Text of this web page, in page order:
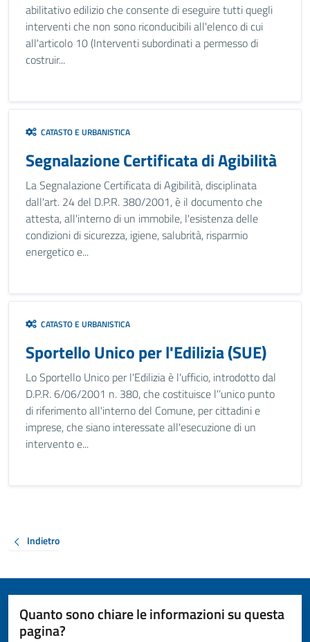
abilitativo edilizio che consente di eseguire tutti quegli
interventi che non sono riconducibili all'elenco di cui
all'articolo 10 (Interventi subordinati a permesso di
costruir...
CATASTO E URBANISTICA
Segnalazione Certificata di Agibilità
La Segnalazione Certificata di Agibilità, disciplinata
dall'art. 24 del D.P.R. 380/2001, è il documento che
attesta, all'interno di un immobile, l'esistenza delle
condizioni di sicurezza, igiene, salubrità, risparmio
energetico e...
CATASTO E URBANISTICA
Sportello Unico per l'Edilizia (SUE)
Lo Sportello Unico per l'Edilizia è l'ufficio, introdotto dal
D.P.R. 6/06/2001 n. 380, che costituisce l'’unico punto
di riferimento all'interno del Comune, per cittadini e
imprese, che siano interessate all'esecuzione di un
intervento e...
Indietro
Quanto sono chiare le informazioni su questa
pagina?